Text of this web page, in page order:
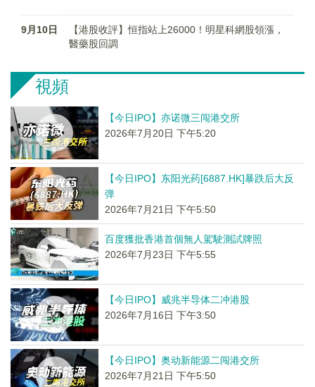
9月10日
【港股收評】恒指站上26000！明星科網股領漲，
醫藥股回調
視頻
【今日IPO】亦诺微三闯港交所
2026年7月20日 下午5:20
【今日IPO】东阳光药[6887.HK]暴跌后大反
弹
2026年7月21日 下午5:50
百度獲批香港首個無人駕駛測試牌照
2026年7月23日 下午5:55
【今日IPO】威兆半导体二冲港股
2026年7月16日 下午3:50
【今日IPO】奥动新能源二闯港交所
2026年7月21日 下午5:50